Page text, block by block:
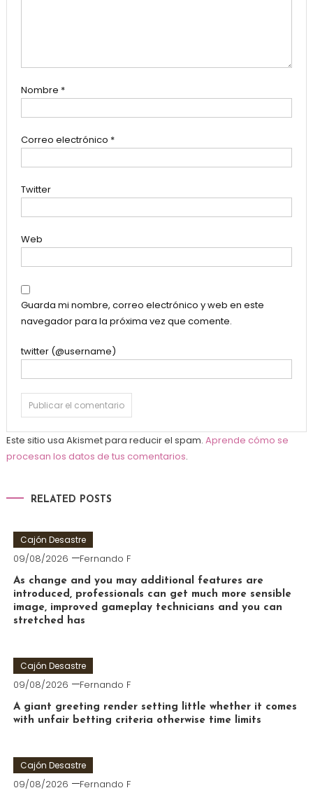
Nombre *
Correo electrónico *
Twitter
Web
Guarda mi nombre, correo electrónico y web en este
navegador para la próxima vez que comente.
twitter (@username)
Este sitio usa Akismet para reducir el spam. Aprende cómo se
procesan los datos de tus comentarios.
RELATED POSTS
Cajón Desastre
09/08/2026 Fernando F
As change and you may additional features are
introduced, professionals can get much more sensible
image, improved gameplay technicians and you can
stretched has
Cajón Desastre
09/08/2026 Fernando F
A giant greeting render setting little whether it comes
with unfair betting criteria otherwise time limits
Cajón Desastre
09/08/2026 Fernando F